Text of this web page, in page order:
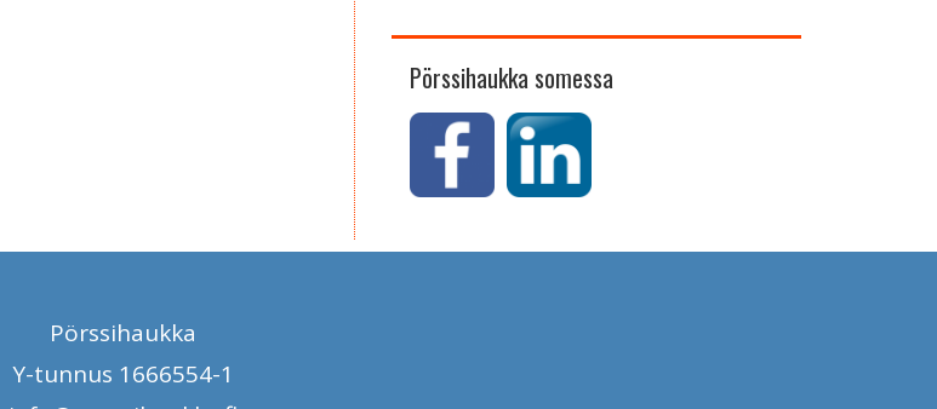
Pörssihaukka somessa
Pörssihaukka
Y-tunnus 1666554-1